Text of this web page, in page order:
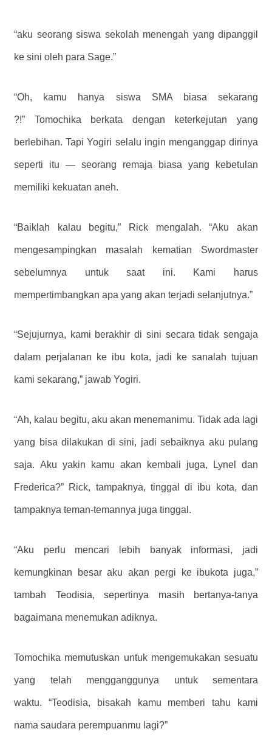
“aku seorang siswa sekolah menengah yang dipanggil
ke sini oleh para Sage.”
“Oh, kamu hanya siswa SMA biasa sekarang
?!” Tomochika berkata dengan keterkejutan yang
berlebihan. Tapi Yogiri selalu ingin menganggap dirinya
seperti itu — seorang remaja biasa yang kebetulan
memiliki kekuatan aneh.
“Baiklah kalau begitu,” Rick mengalah. “Aku akan
mengesampingkan masalah kematian Swordmaster
sebelumnya untuk saat ini. Kami harus
mempertimbangkan apa yang akan terjadi selanjutnya.”
“Sejujurnya, kami berakhir di sini secara tidak sengaja
dalam perjalanan ke ibu kota, jadi ke sanalah tujuan
kami sekarang,” jawab Yogiri.
“Ah, kalau begitu, aku akan menemanimu. Tidak ada lagi
yang bisa dilakukan di sini, jadi sebaiknya aku pulang
saja. Aku yakin kamu akan kembali juga, Lynel dan
Frederica?” Rick, tampaknya, tinggal di ibu kota, dan
tampaknya teman-temannya juga tinggal.
“Aku perlu mencari lebih banyak informasi, jadi
kemungkinan besar aku akan pergi ke ibukota juga,”
tambah Teodisia, sepertinya masih bertanya-tanya
bagaimana menemukan adiknya.
Tomochika memutuskan untuk mengemukakan sesuatu
yang telah mengganggunya untuk sementara
waktu. “Teodisia, bisakah kamu memberi tahu kami
nama saudara perempuanmu lagi?”